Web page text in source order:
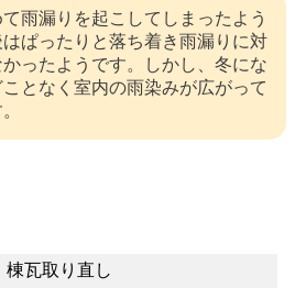
雨漏りを起こしてしまったよう
ぱったりと落ち着き雨漏りに対
ったようです。しかし、冬にな
となく室内の雨染みが広がって
棟瓦取り直し